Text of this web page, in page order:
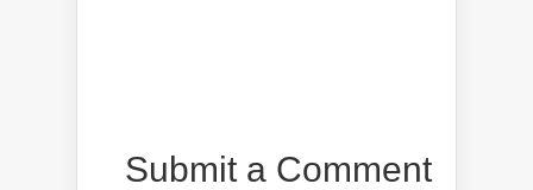
Submit a Comment